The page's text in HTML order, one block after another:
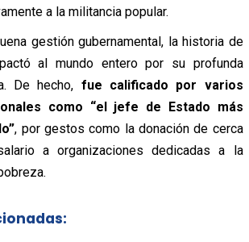
a la militancia popular.
gestión gubernamental, la historia de
al mundo entero por su profunda
De hecho, fue calificado por varios
como “el jefe de Estado más
, por gestos como la donación de cerca
a organizaciones dedicadas a la